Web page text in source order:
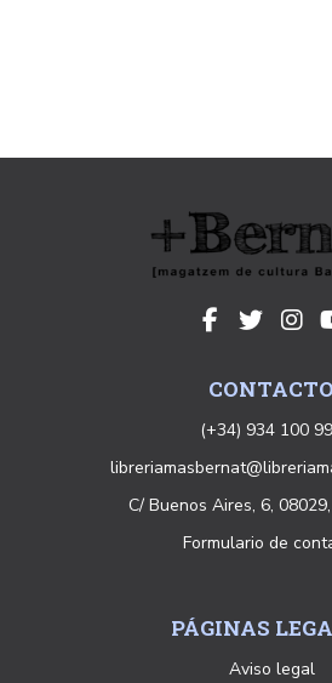
CONTACTO
(+34) 934 100
C/ Buenos Aires, 6,
Formulario de
PÁGINAS
Aviso legal